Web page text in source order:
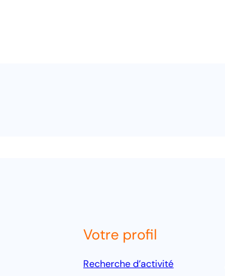
Votre profil
Recherche d’activité